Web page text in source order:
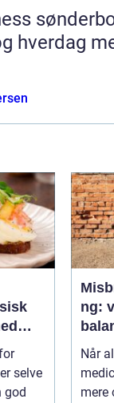
hverdag
selve
god
ng:
Når
mere